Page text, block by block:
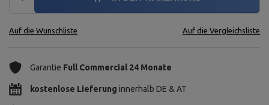
Auf die Wunschliste Auf die Vergleichsliste
Garantie Full Commercial 24 Monate
kostenlose Lieferung innerhalb DE & AT